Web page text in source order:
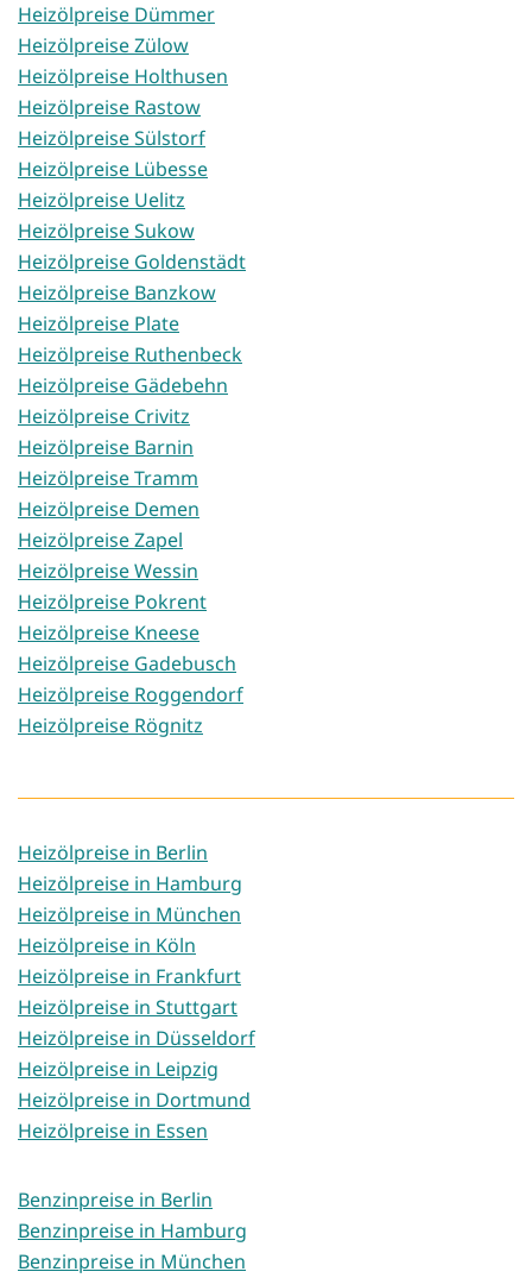
Heizölpreise Dümmer
Heizölpreise Zülow
Heizölpreise Holthusen
Heizölpreise Rastow
Heizölpreise Sülstorf
Heizölpreise Lübesse
Heizölpreise Uelitz
Heizölpreise Sukow
Heizölpreise Goldenstädt
Heizölpreise Banzkow
Heizölpreise Plate
Heizölpreise Ruthenbeck
Heizölpreise Gädebehn
Heizölpreise Crivitz
Heizölpreise Barnin
Heizölpreise Tramm
Heizölpreise Demen
Heizölpreise Zapel
Heizölpreise Wessin
Heizölpreise Pokrent
Heizölpreise Kneese
Heizölpreise Gadebusch
Heizölpreise Roggendorf
Heizölpreise Rögnitz
Heizölpreise in Berlin
Heizölpreise in Hamburg
Heizölpreise in München
Heizölpreise in Köln
Heizölpreise in Frankfurt
Heizölpreise in Stuttgart
Heizölpreise in Düsseldorf
Heizölpreise in Leipzig
Heizölpreise in Dortmund
Heizölpreise in Essen
Benzinpreise in Berlin
Benzinpreise in Hamburg
Benzinpreise in München